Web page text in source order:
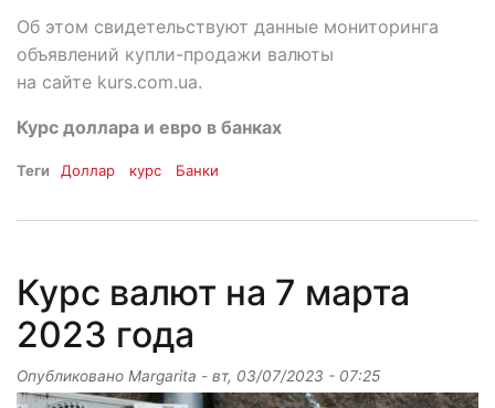
Об этом свидетельствуют данные мониторинга
объявлений купли-продажи валюты
на сайте kurs.com.ua.
Курс доллара и евро в банках
Теги Доллар курс Банки
Курс валют на 7 марта
2023 года
Опубликовано Margarita - вт, 03/07/2023 - 07:25